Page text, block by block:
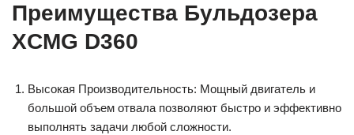
Преимущества Бульдозера
XCMG D360
Высокая Производительность: Мощный двигатель и
большой объем отвала позволяют быстро и эффективно
выполнять задачи любой сложности.